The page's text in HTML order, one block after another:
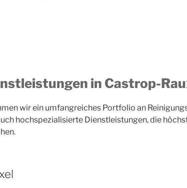
in Castrop-
wir ein umfangreiches Portfolio an
hochspezialisierte Dienstleistungen, die